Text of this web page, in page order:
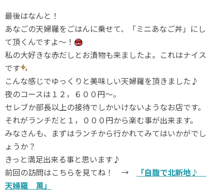
最後はなんと！
あなごの天婦羅をごはんに乗せて、「ミニあなご丼」にし
て頂くんですよ～！
私の大好きな赤だしとお漬物も来ましたよ。これはナイス
です
こんな感じでゆっくりと美味しい天婦羅を頂きました♪
夜のコースは１２，６００円～。
セレブか部長以上の接待でしかいけないようなお店です。
それがランチだと１，０００円から楽む事が出来ます。
みなさんも、まずはランチから行かれてみてはいかがでし
ょうか？
きっと満足出来る事と思います♪
前回の訪問はこちらを見てね！ →
「自腹で北新地♪
天婦羅 萬」